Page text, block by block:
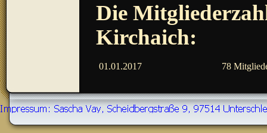
Die
Kirchaich:
01.01.2017 78